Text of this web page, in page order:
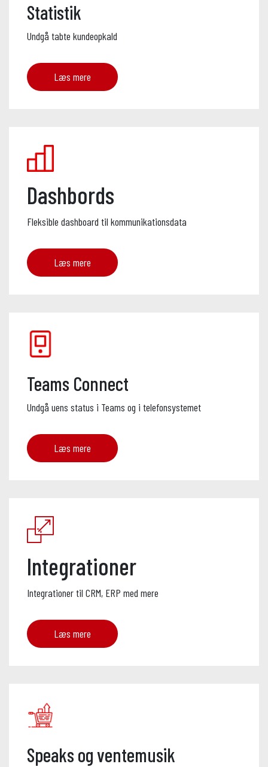
Statistik
Undgå tabte kundeopkald
Læs mere
Dashbords
Fleksible dashboard til kommunikationsdata
Læs mere
Teams Connect
Undgå uens status i Teams og i telefonsystemet
Læs mere
Integrationer
Integrationer til CRM, ERP med mere
Læs mere
Speaks og ventemusik